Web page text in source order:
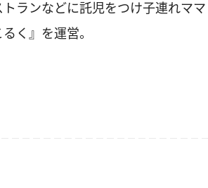
ランなどに託児をつけ子連れママ
く』を運営。